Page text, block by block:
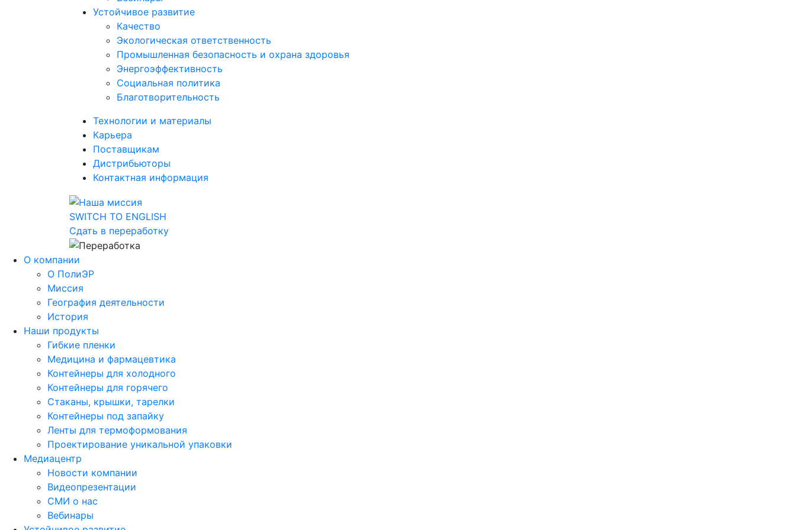
Устойчивое развитие
Качество
Экологическая ответственность
Промышленная безопасность и охрана здоровья
Энергоэффективность
Социальная политика
Благотворительность
Технологии и материалы
Карьера
Поставщикам
Дистрибьюторы
Контактная информация
SWITCH TO ENGLISH
Сдать в переработку
О компании
О ПолиЭР
Миссия
География деятельности
История
Наши продукты
Гибкие пленки
Медицина и фармацевтика
Контейнеры для холодного
Контейнеры для горячего
Стаканы, крышки, тарелки
Контейнеры под запайку
Ленты для термоформования
Проектирование уникальной упаковки
Медиацентр
Новости компании
Видеопрезентации
СМИ о нас
Вебинары